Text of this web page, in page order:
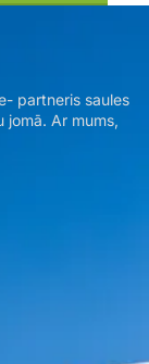
partneris saules
jomā. Ar mums,